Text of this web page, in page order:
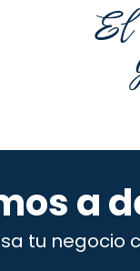
El
a
tu negocio